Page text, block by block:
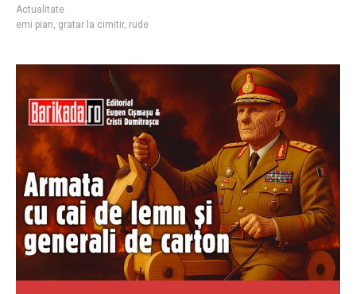
Actualitate
emi pian, gratar la cimitir, rude